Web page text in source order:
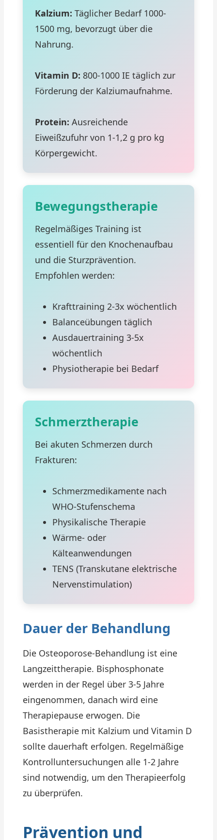
Kalzium: Täglicher Bedarf 1000-
1500 mg, bevorzugt über die
Nahrung.
Vitamin D: 800-1000 IE täglich zur
Förderung der Kalziumaufnahme.
Protein: Ausreichende
Eiweißzufuhr von 1-1,2 g pro kg
Körpergewicht.
Bewegungstherapie
Regelmäßiges Training ist
essentiell für den Knochenaufbau
und die Sturzprävention.
Empfohlen werden:
Krafttraining 2-3x wöchentlich
Balanceübungen täglich
Ausdauertraining 3-5x
wöchentlich
Physiotherapie bei Bedarf
Schmerztherapie
Bei akuten Schmerzen durch
Frakturen:
Schmerzmedikamente nach
WHO-Stufenschema
Physikalische Therapie
Wärme- oder
Kälteanwendungen
TENS (Transkutane elektrische
Nervenstimulation)
Dauer der Behandlung
Die Osteoporose-Behandlung ist eine
Langzeittherapie. Bisphosphonate
werden in der Regel über 3-5 Jahre
eingenommen, danach wird eine
Therapiepause erwogen. Die
Basistherapie mit Kalzium und Vitamin D
sollte dauerhaft erfolgen. Regelmäßige
Kontrolluntersuchungen alle 1-2 Jahre
sind notwendig, um den Therapieerfolg
zu überprüfen.
Prävention und